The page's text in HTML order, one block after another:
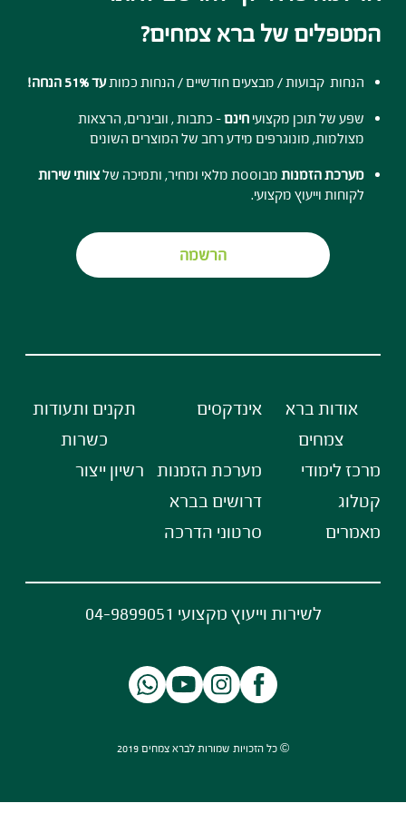
המטפלים של ברא צמחים?
הנחות קבועות / מבצעים חודשיים / הנחות כמותעד 51% הנחה!
שפע של תוכן מקצועיחינם- כתבות , וובינרים, הרצאות
מצולמות, מונוגרפים מידע רחב של המוצרים השונים
מערכת הזמנות מבוססת מלאי ומחיר, ותמיכה שלצוותי שירות
לקוחות וייעוץ מקצועי.
הרשמה
אודות ברא
צמחים
מרכז לימודי
קטלוג
מאמרים
אינדקסים
מערכת הזמנות
דרושים בברא
סרטוני הדרכה
תקנים ותעודות
כשרות
רשיון ייצור
לשירות וייעוץ מקצועי 04-9899051
© כל הזכויות שמורות לברא צמחים 2019